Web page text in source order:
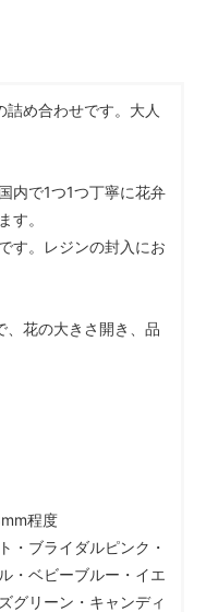
め合わせです。大人
内で1つ1つ丁寧に花弁
す。
す。レジンの封入にお
、花の大きさ開き、品
程度
・ブライダルピンク・
・ベビーブルー・イエ
グリーン・キャンディ